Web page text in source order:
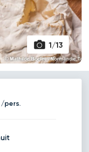
1/13
/pers.